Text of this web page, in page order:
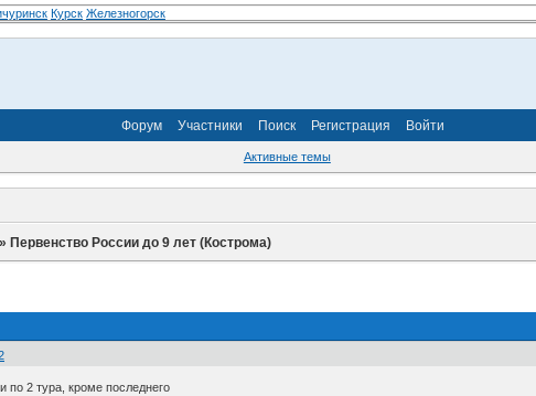
Курск Железногорск
Форум Участники Поиск Регистрация Войти
Активные темы
»Первенство России до 9 лет (Кострома)
по 2 тура, кроме последнего